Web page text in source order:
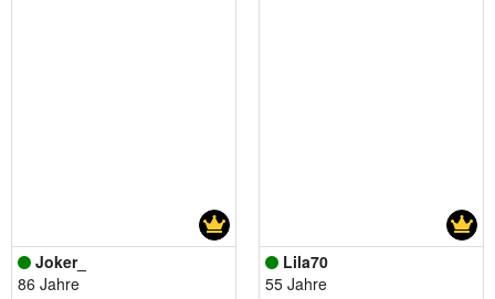
Joker_
86 Jahre
Lila70
55 Jahre